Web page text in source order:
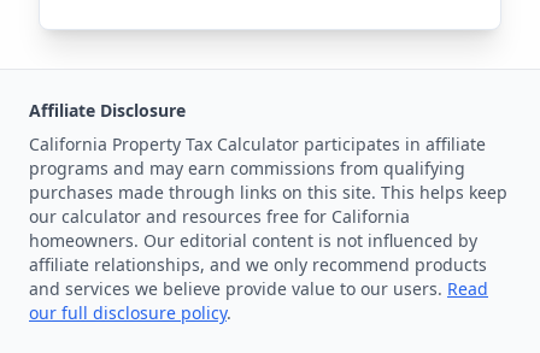
Affiliate Disclosure
California Property Tax Calculator participates in affiliate
programs and may earn commissions from qualifying
purchases made through links on this site. This helps keep
our calculator and resources free for California
homeowners. Our editorial content is not influenced by
affiliate relationships, and we only recommend products
and services we believe provide value to our users. Read
our full disclosure policy.